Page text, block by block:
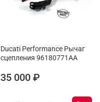
Ducati Performance Рычаг
сцепления 96180771AA
35 000 ₽